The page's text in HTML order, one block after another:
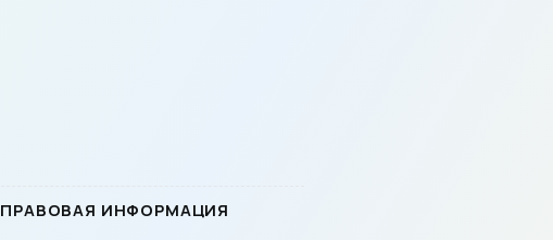
ПРАВОВАЯ ИНФОРМАЦИЯ